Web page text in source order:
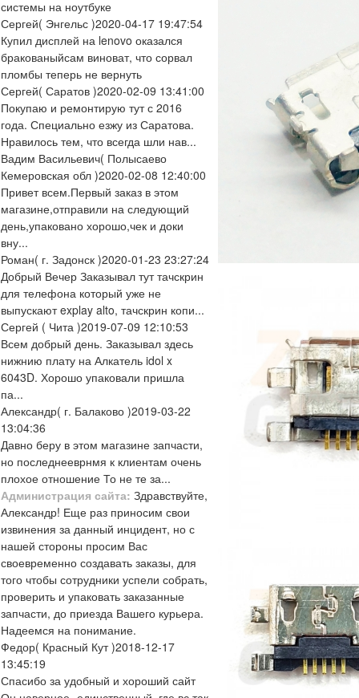
системы на ноутбуке
Сергей( Энгельс )2020-04-17 19:47:54
Купил дисплей на lenovo оказался
бракованыйсам виноват, что сорвал
пломбы теперь не вернуть
Сергей( Саратов )2020-02-09 13:41:00
Покупаю и ремонтирую тут с 2016
года. Специально езжу из Саратова.
Нравилось тем, что всегда шли нав...
Вадим Васильевич( Полысаево
Кемеровская обл )2020-02-08 12:40:00
Привет всем.Первый заказ в этом
магазине,отправили на следующий
день,упаковано хорошо,чек и доки
вну...
Роман( г. Задонск )2020-01-23 23:27:24
Добрый Вечер Заказывал тут тачскрин
для телефона который уже не
выпускают explay alto, тачскрин копи...
Сергей ( Чита )2019-07-09 12:10:53
Всем добрый день. Заказывал здесь
нижнию плату на Алкатель idol x
6043D. Хорошо упаковали пришла
па...
Александр( г. Балаково )2019-03-22
13:04:36
Давно беру в этом магазине запчасти,
но последнееврнмя к клиентам очень
плохое отношение То не те за...
Администрация сайта: Здравствуйте,
Александр! Еще раз приносим свои
извинения за данный инцидент, но с
нашей стороны просим Вас
своевременно создавать заказы, для
того чтобы сотрудники успели собрать,
проверить и упаковать заказанные
запчасти, до приезда Вашего курьера.
Надеемся на понимание.
Федор( Красный Кут )2018-12-17
13:45:19
Спасибо за удобный и хороший сайт